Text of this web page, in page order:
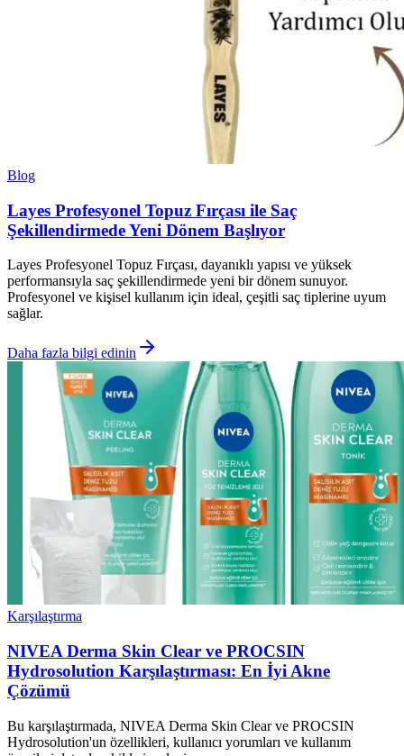
Blog
Layes Profesyonel Topuz Fırçası ile Saç
Şekillendirmede Yeni Dönem Başlıyor
Layes Profesyonel Topuz Fırçası, dayanıklı yapısı ve yüksek
performansıyla saç şekillendirmede yeni bir dönem sunuyor.
Profesyonel ve kişisel kullanım için ideal, çeşitli saç tiplerine uyum
sağlar.
Daha fazla bilgi edinin
Karşılaştırma
NIVEA Derma Skin Clear ve PROCSIN
Hydrosolution Karşılaştırması: En İyi Akne
Çözümü
Bu karşılaştırmada, NIVEA Derma Skin Clear ve PROCSIN
Hydrosolution'un özellikleri, kullanıcı yorumları ve kullanım